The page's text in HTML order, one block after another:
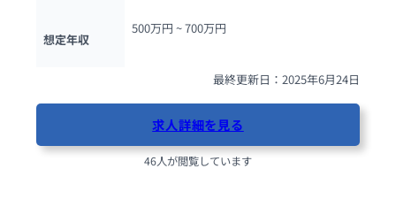
想定年収
500万円 ~ 700万円
最終更新日：2025年6月24日
求人詳細を見る
46人が閲覧しています